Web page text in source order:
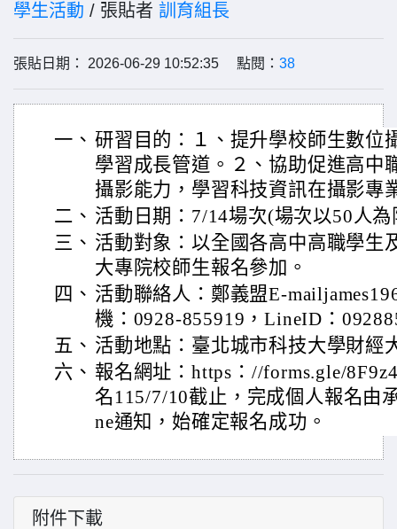
學生活動 / 張貼者 訓育組長
張貼日期： 2026-06-29 10:52:35 點閱： 38
一、 研習目的：１、提升學校師生數位
學習成長管道。２、協助促進高中
攝影能力，學習科技資訊在攝影專
二、 活動日期：7/14場次(場次以50人為
三、 活動對象：以全國各高中高職學生
大專院校師生報名參加。
四、 活動聯絡人：鄭義盟E-
機：0928-855919，LineID：
五、 活動地點：臺北城市科技大學財經
六、 報名網址：https：//forms.gle/
名115/7/10截止，完成個人報名由
ne通知，始確定報名成功。
附件下載